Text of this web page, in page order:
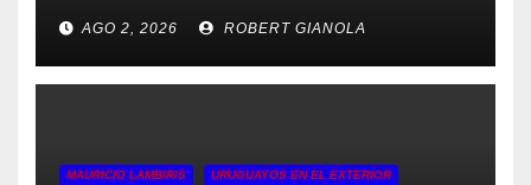
AGO 2, 2026 ROBERT GIANOLA
MAURICIO LAMBIRIS URUGUAYOS EN EL EXTERIOR